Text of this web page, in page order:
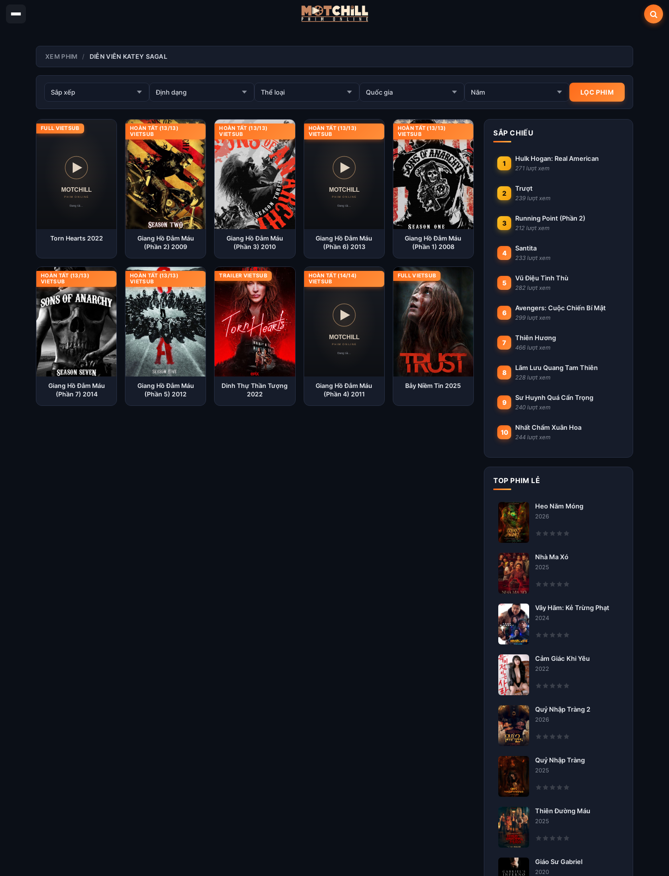
XEM PHIM DIỄN VIÊN KATEY SAGAL
FULL VIETSUB
Torn Hearts 2022
HOÀN TẤT (13/13)
VIETSUB
Giang Hồ Đẫm Máu
(Phần 2) 2009
HOÀN TẤT (13/13)
VIETSUB
Giang Hồ Đẫm Máu
(Phần 3) 2010
HOÀN TẤT (13/13)
VIETSUB
Giang Hồ Đẫm Máu
(Phần 6) 2013
HOÀN TẤT (13/13)
VIETSUB
Giang Hồ Đẫm Máu
(Phần 1) 2008
HOÀN TẤT (13/13)
VIETSUB
Giang Hồ Đẫm Máu
(Phần 7) 2014
HOÀN TẤT (13/13)
VIETSUB
Giang Hồ Đẫm Máu
(Phần 5) 2012
TRAILER VIETSUB
Dinh Thự Thần Tượng
2022
HOÀN TẤT (14/14)
VIETSUB
Giang Hồ Đẫm Máu
(Phần 4) 2011
FULL VIETSUB
Bẫy Niềm Tin 2025
SẮP CHIẾU
1
Hulk Hogan: Real American
271 lượt xem
2
Trượt
239 lượt xem
3
Running Point (Phần 2)
212 lượt xem
4
Santita
233 lượt xem
5
Vũ Điệu Tình Thù
282 lượt xem
6
Avengers: Cuộc Chiến Bí Mật
299 lượt xem
7
Thiên Hương
466 lượt xem
8
Lãm Lưu Quang Tam Thiên
228 lượt xem
9
Sư Huynh Quá Cẩn Trọng
240 lượt xem
10
Nhất Chẩm Xuân Hoa
244 lượt xem
TOP PHIM LẺ
Heo Năm Móng
2026
Nhà Ma Xó
2025
Vây Hãm: Kẻ Trừng Phạt
2024
Cảm Giác Khi Yêu
2022
Quỷ Nhập Tràng 2
2026
Quỷ Nhập Tràng
2025
Thiên Đường Máu
2025
Giáo Sư Gabriel
2020